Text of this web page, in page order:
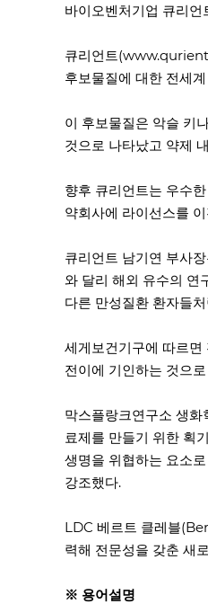
바이오벤처기업 큐리
큐리언트
후보물질에 대한 전세
이 후보물질은 악슬 키
것으로 나타났고 약제
향후 큐리언트는 우수
약회사에 라이선스를
큐리언트 남기연 부사
와 달리 해외 유수의 연
다른 만성질환 환자들
세게보건기구에 따르
전이에 기인하는 것으
막스플랑크연구소 생
료제를 만들기 위한 획
생명을 위협하는 요소
강조했다.
LDC 베르트 클레블
력해 전문성을 갖춘 새
※ 용어설명